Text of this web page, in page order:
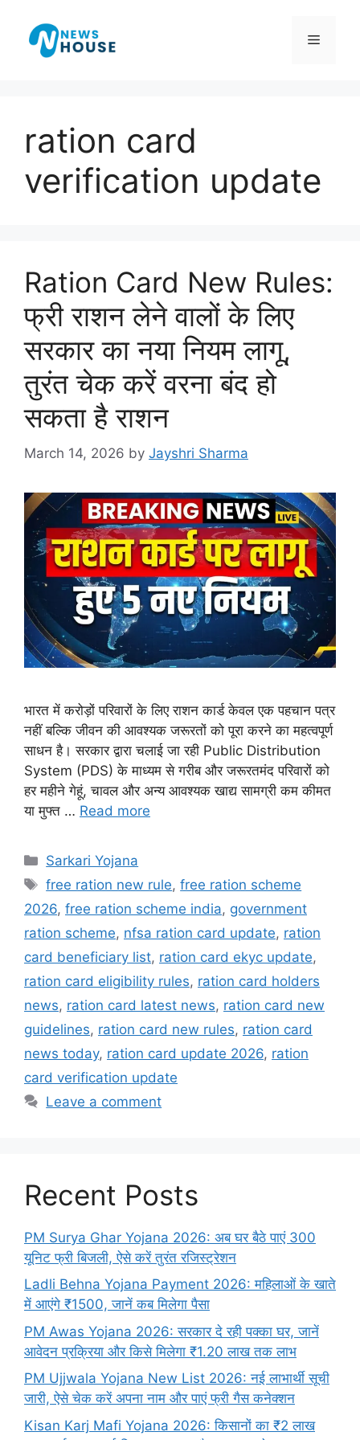
content
Menu
ration card
verification update
Ration Card New Rules:
फ्री राशन लेने वालों के लिए
सरकार का नया नियम लागू,
तुरंत चेक करें वरना बंद हो
सकता है राशन
March 14, 2026 by Jayshri Sharma
भारत में करोड़ों परिवारों के लिए राशन कार्ड केवल एक पहचान पत्र
नहीं बल्कि जीवन की आवश्यक जरूरतों को पूरा करने का महत्वपूर्ण
साधन है। सरकार द्वारा चलाई जा रही Public Distribution
System (PDS) के माध्यम से गरीब और जरूरतमंद परिवारों को
हर महीने गेहूं, चावल और अन्य आवश्यक खाद्य सामग्री कम कीमत
या मुफ्त … Read more
Categories
Sarkari Yojana
Tags
free ration new rule,free ration scheme
2026, free ration scheme india, government
ration scheme, nfsa ration card update, ration
card beneficiary list, ration card ekyc update,
ration card eligibility rules, ration card holders
news, ration card latest news, ration card new
guidelines, ration card new rules, ration card
news today, ration card update 2026, ration
card verification update
Leave a comment
Recent Posts
PM Surya Ghar Yojana 2026: अब घर बैठे पाएं 300
यूनिट फ्री बिजली, ऐसे करें तुरंत रजिस्ट्रेशन
Ladli Behna Yojana Payment 2026: महिलाओं के खाते
में आएंगे ₹1500, जानें कब मिलेगा पैसा
PM Awas Yojana 2026: सरकार दे रही पक्का घर, जानें
आवेदन प्रक्रिया और किसे मिलेगा ₹1.20 लाख तक लाभ
PM Ujjwala Yojana New List 2026: नई लाभार्थी सूची
जारी, ऐसे चेक करें अपना नाम और पाएं फ्री गैस कनेक्शन
Kisan Karj Mafi Yojana 2026: किसानों का ₹2 लाख